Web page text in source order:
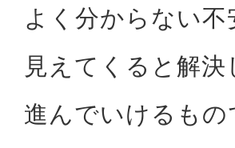
よく分からない不
見えてくると解
進んでいけるもの